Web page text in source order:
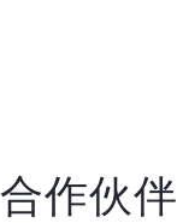
合作伙伴